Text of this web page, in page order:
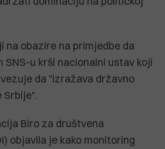
na obazire na primjedbe da
SNS-u krši nacionalni ustav koji
da "izražava državno
Srbije".
Biro za društvena
objavila je kako monitoring